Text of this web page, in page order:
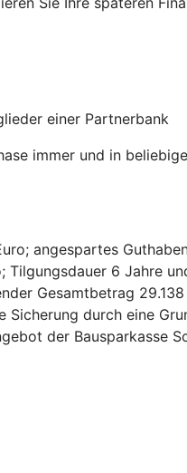
einer Partnerbank
immer und in
angespartes
6 Jahre
Gesamtbetrag
durch eine
der Bausparkasse